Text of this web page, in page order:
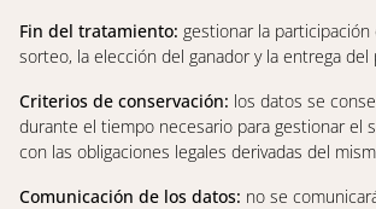
Fin del tratamiento: gestionar la
sorteo, la elección del ganador y la entrega del
Criterios de conservación: los datos se
durante el tiempo necesario para gestionar el
con las obligaciones legales derivadas del
Comunicación de los datos: no se